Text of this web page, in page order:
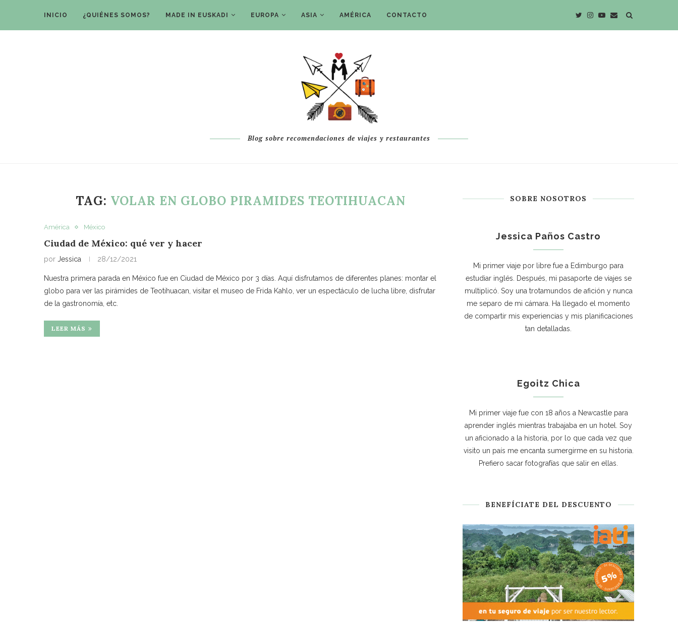
INICIO ¿QUIÉNES SOMOS? MADE IN EUSKADI EUROPA ASIA AMÉRICA CONTACTO
Blog sobre recomendaciones de viajes y restaurantes
TAG: VOLAR EN GLOBO PIRAMIDES TEOTIHUACAN
América México
Ciudad de México: qué ver y hacer
por Jessica 28/12/2021
Nuestra primera parada en México fue en Ciudad de México por 3 días. Aquí disfrutamos de diferentes planes: montar el
globo para ver las pirámides de Teotihuacan, visitar el museo de Frida Kahlo, ver un espectáculo de lucha libre, disfrutar
de la gastronomía, etc.
LEER MÁS
SOBRE NOSOTROS
Jessica Paños Castro
Mi primer viaje por libre fue a Edimburgo para
estudiar inglés. Después, mi pasaporte de viajes se
multiplicó. Soy una trotamundos de afición y nunca
me separo de mi cámara. Ha llegado el momento
de compartir mis experiencias y mis planificaciones
tan detalladas.
Egoitz Chica
Mi primer viaje fue con 18 años a Newcastle para
aprender inglés mientras trabajaba en un hotel. Soy
un aficionado a la historia, por lo que cada vez que
visito un país me encanta sumergirme en su historia.
Prefiero sacar fotografías que salir en ellas.
BENEFÍCIATE DEL DESCUENTO